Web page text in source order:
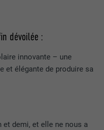
dévoilée :
innovante – une
et élégante de produire sa
et demi, et elle ne nous a